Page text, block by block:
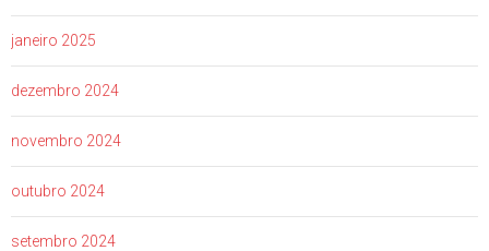
janeiro 2025
dezembro 2024
novembro 2024
outubro 2024
setembro 2024